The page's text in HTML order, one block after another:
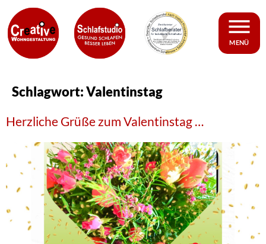
MENÜ
Schlagwort:Valentinstag
Herzliche Grüße zum Valentinstag …